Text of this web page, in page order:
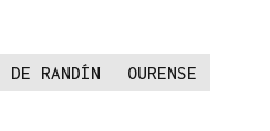
DE RANDÍN OURENSE